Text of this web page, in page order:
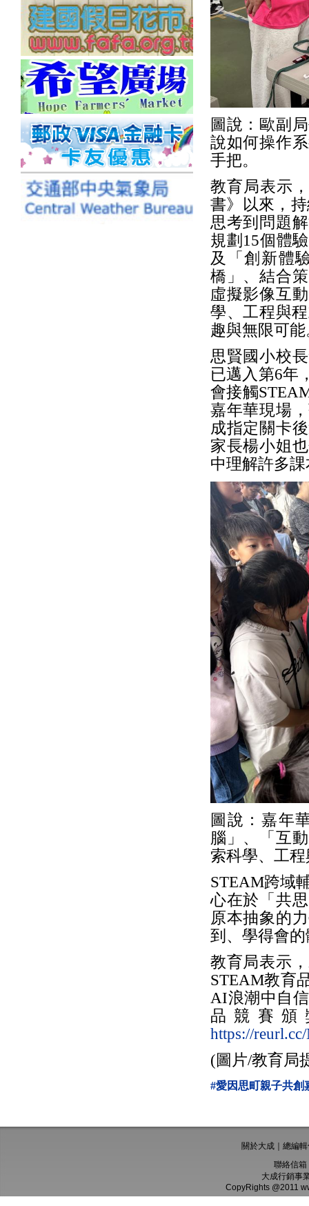
圖說：歐副
說如何操作
手把。
教育局表示
書》以來，
思考到問題
規劃15個體
及「創新體
橋」、結合
虛擬影像互
學、工程與
趣與無限可能
思賢國小校
已邁入第6年
會接觸
嘉年華現場
成指定關卡
家長楊小姐
中理解許多
圖說：嘉年
腦」、「互
索科學、工
STEAM跨域
心在於「共
原本抽象的
到、學得會
教育局表示
STEAM教育
AI浪潮中自
品競賽頒
https://
(圖片/教育局
#愛因思町親子共創